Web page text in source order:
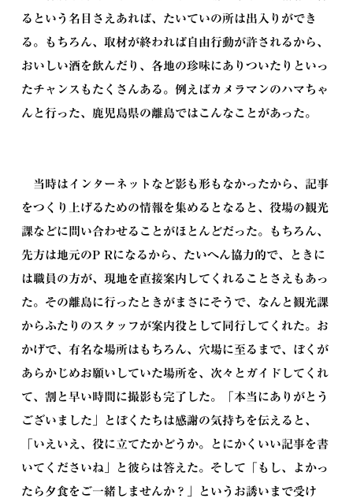
るという名目さえあれば、たいていの所は出入りができ
る。もちろん、取材が終われば自由行動が許されるから、
おいしい酒を飲んだり、各地の珍味にありついたりといっ
たチャンスもたくさんある。例えばカメラマンのハマちゃ
んと行った、鹿児島県の離島ではこんなことがあった。
当時はインターネットなど影も形もなかったから、記事
をつくり上げるための情報を集めるとなると、役場の観光
課などに問い合わせることがほとんどだった。もちろん、
先方は地元のP Rになるから、たいへん協力的で、ときに
は職員の方が、現地を直接案内してくれることさえもあっ
た。その離島に行ったときがまさにそうで、なんと観光課
からふたりのスタッフが案内役として同行してくれた。お
かげで、有名な場所はもちろん、穴場に至るまで、ぼくが
あらかじめお願いしていた場所を、次々とガイドしてくれ
て、割と早い時間に撮影も完了した。「本当にありがとう
ございました」とぼくたちは感謝の気持ちを伝えると、
「いえいえ、役に立てたかどうか。とにかくいい記事を書
いてくださいね」と彼らは答えた。そして「もし、よかっ
たら夕食をご一緒しませんか？」というお誘いまで受け